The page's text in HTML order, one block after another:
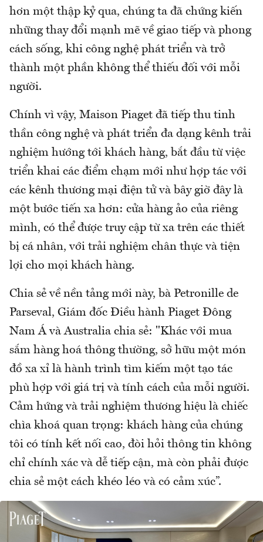
hơn một thập kỷ qua, chúng ta đã chứng kiến
những thay đổi mạnh mẽ về giao tiếp và phong
cách sống, khi công nghệ phát triển và trở
thành một phần không thể thiếu đối với mỗi
người.
Chính vì vậy, Maison Piaget đã tiếp thu tinh
thần công nghệ và phát triển đa dạng kênh trải
nghiệm hướng tới khách hàng, bắt đầu từ việc
triển khai các điểm chạm mới như hợp tác với
các kênh thương mại điện tử và bây giờ đây là
một bước tiến xa hơn: cửa hàng ảo của riêng
mình, có thể được truy cập từ xa trên các thiết
bị cá nhân, với trải nghiệm chân thực và tiện
lợi cho mọi khách hàng.
Chia sẻ về nền tảng mới này, bà Petronille de
Parseval, Giám đốc Điều hành Piaget Đông
Nam Á và Australia chia sẻ: "Khác với mua
sắm hàng hoá thông thường, sở hữu một món
đồ xa xỉ là hành trình tìm kiếm một tạo tác
phù hợp với giá trị và tính cách của mỗi người.
Cảm hứng và trải nghiệm thương hiệu là chiếc
chìa khoá quan trọng: khách hàng của chúng
tôi có tính kết nối cao, đòi hỏi thông tin không
chỉ chính xác và dễ tiếp cận, mà còn phải được
chia sẻ một cách khéo léo và có cảm xúc”.